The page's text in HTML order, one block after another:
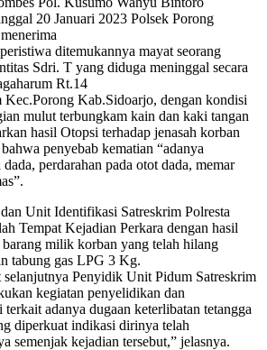
20 Januari 2023 Polsek Porong
ditemukannya mayat seorang
Sdri. T yang diduga meninggal secara
Rt.14
Kab.Sidoarjo, dengan kondisi
mulut terbungkam kain dan kaki tangan
hasil Otopsi terhadap jenasah korban
penyebab kematian “adanya
perdarahan pada otot dada, memar
Unit Identifikasi Satreskrim Polresta
Tempat Kejadian Perkara dengan hasil
milik korban yang telah hilang
tabung gas LPG 3 Kg.
selanjutnya Penyidik Unit Pidum Satreskrim
kegiatan penyelidikan dan
adanya dugaan keterlibatan tetangga
diperkuat indikasi dirinya telah
semenjak kejadian tersebut,” jelasnya.